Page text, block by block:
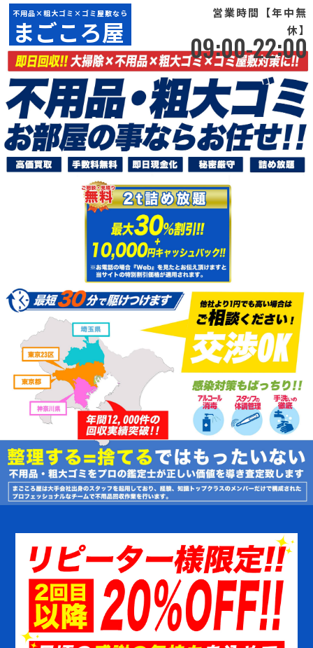
不用品×粗大ゴミ×ゴミ屋敷なら
まごころ屋
営業時間【年中無
休】
09:00-22:00